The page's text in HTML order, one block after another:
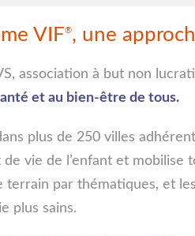
VIF®, une
association à but non
et au bien-être de tous.
plus de 250 villes
de vie de l’enfant et
terrain par thématiques, et
plus sains.